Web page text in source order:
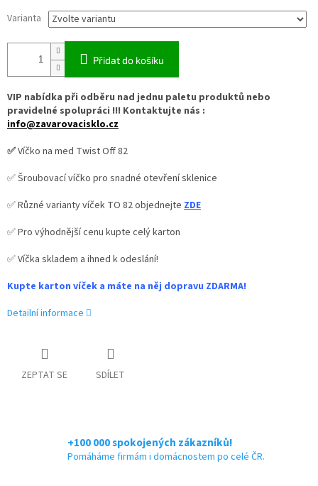
Varianta
Přidat do košíku
VIP nabídka při odběru nad jednu paletu produktů nebo
pravidelné spolupráci !!! Kontaktujte nás :
info@zavarovacisklo.cz
✅Víčko na med Twist Off 82
✅ Šroubovací víčko pro snadné otevření sklenice
✅ Různé varianty víček TO 82 objednejte ZDE
✅ Pro výhodnější cenu kupte celý karton
✅ Víčka skladem a ihned k odeslání!
Kupte karton víček a máte na něj dopravu ZDARMA!
Detailní informace
ZEPTAT SE SDÍLET
+100 000 spokojených zákazníků!
Pomáháme firmám i domácnostem po celé ČR.